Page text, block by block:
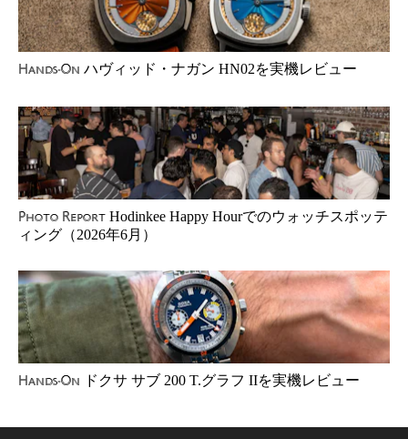
Hands-On ハヴィッド・ナガン HN02を実機レビュー
Photo Report Hodinkee Happy Hourでのウォッチスポッテ
ィング（2026年6月）
Hands-On ドクサ サブ 200 T.グラフ IIを実機レビュー